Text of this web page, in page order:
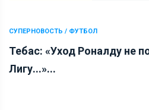
СУПЕРНОВОСТЬ / ФУТБОЛ
Тебас: «Уход Роналду не
Лигу...»...